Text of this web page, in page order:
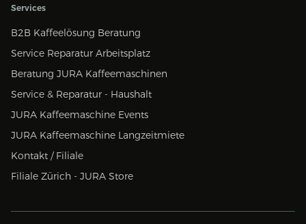
Services
B2B Kaffeelösung Beratung
Service Reparatur Arbeitsplatz
Beratung JURA Kaffeemaschinen
Service & Reparatur - Haushalt
JURA Kaffeemaschine Events
JURA Kaffeemaschine Langzeitmiete
Kontakt / Filiale
Filiale Zürich - JURA Store